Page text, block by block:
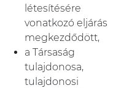
létesítésére
vonatkozó eljárás
megkezdődött,
a Társaság
tulajdonosa,
tulajdonosi